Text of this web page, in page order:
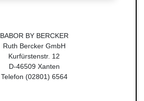
BABOR BY BERCKER
Ruth Bercker GmbH
Kurfürstenstr. 12
D-46509 Xanten
Telefon (02801) 6564